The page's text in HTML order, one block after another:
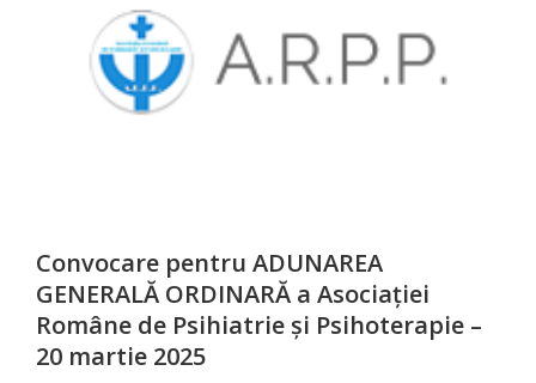
Convocare pentru ADUNAREA
GENERALĂ ORDINARĂ a Asociației
Române de Psihiatrie și Psihoterapie –
20 martie 2025